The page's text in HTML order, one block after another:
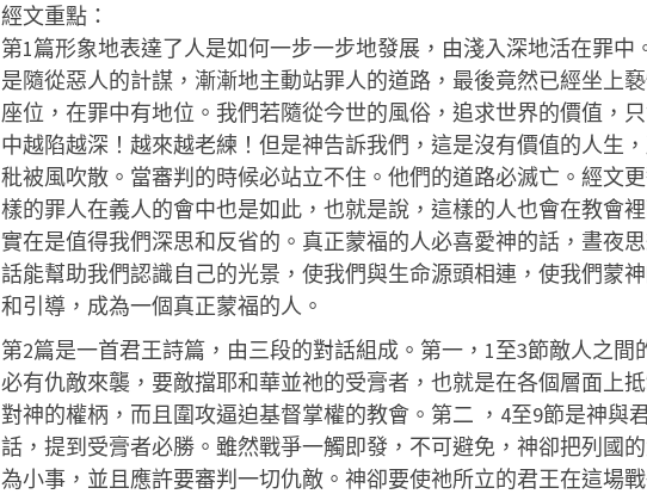
經文重點：
第1篇形象地表達了人是如何一步一步地發展，由淺入深地活在罪中
是隨從惡人的計謀，漸漸地主動站罪人的道路，最後竟然已經坐上
座位，在罪中有地位。我們若隨從今世的風俗，追求世界的價值，
中越陷越深！越來越老練！但是神告訴我們，這是沒有價值的人生
秕被風吹散。當審判的時候必站立不住。他們的道路必滅亡。經文
樣的罪人在義人的會中也是如此，也就是說，這樣的人也會在教會
實在是值得我們深思和反省的。真正蒙福的人必喜愛神的話，晝夜
話能幫助我們認識自己的光景，使我們與生命源頭相連，使我們蒙
和引導，成為一個真正蒙福的人。
第2篇是一首君王詩篇，由三段的對話組成。第一，1至3節敵人之間
必有仇敵來襲，要敵擋耶和華並祂的受膏者，也就是在各個層面上
對神的權柄，而且圍攻逼迫基督掌權的教會。第二 ，4至9節是神與
話，提到受膏者必勝。雖然戰爭一觸即發，不可避免，神卻把列國
為小事，並且應許要審判一切仇敵。神卻要使祂所立的君王在這場